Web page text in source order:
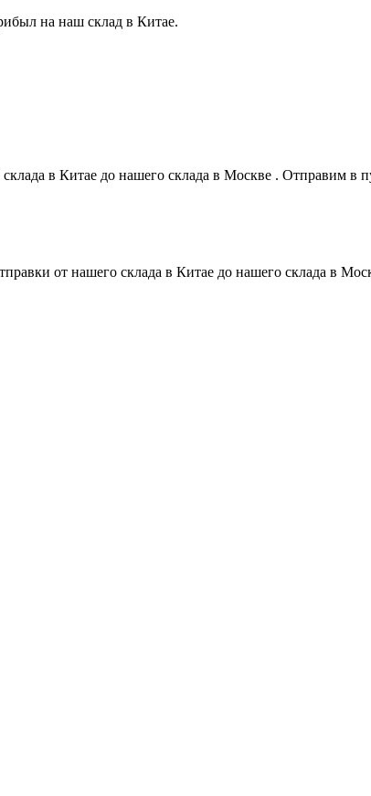
на наш склад в Китае.
в Китае до нашего склада в Москве . Отправим
от нашего склада в Китае до нашего склада в